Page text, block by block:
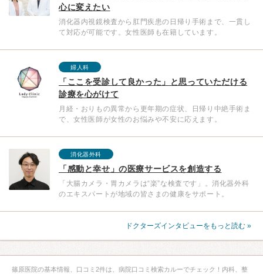
心に変えたい
消化器内視鏡検査から肛門疾患の日帰り手術まで、一貫し
て対応が可能です。女性医師も在籍しています。
婦人科
「ここを受診して良かった」と思っていただける
診療を心がけて
月経・おりもの異常から更年期の症状、日帰り中絶手術ま
で、女性医師が女性のお悩みや不安に応えます。
消化器外科
「感動と幸せ」の医療サービスを創造する
「大腸カメラ・胃カメラは“楽”な検査です」。消化器外科
のエキスパートが地域の皆さまの健康をサポート。
ドクターズインタビューをもっと読む »
篠原医院の基本情報、口コミ2件は、病院口コミ検索カルーでチェック！内科、整